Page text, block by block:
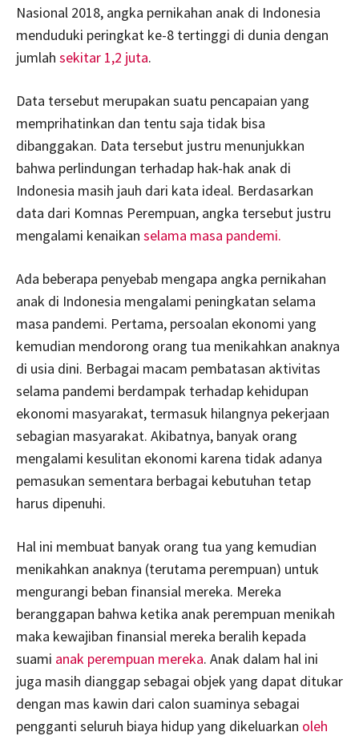
Nasional 2018, angka pernikahan anak di Indonesia
menduduki peringkat ke-8 tertinggi di dunia dengan
jumlah sekitar 1,2 juta.
Data tersebut merupakan suatu pencapaian yang
memprihatinkan dan tentu saja tidak bisa
dibanggakan. Data tersebut justru menunjukkan
bahwa perlindungan terhadap hak-hak anak di
Indonesia masih jauh dari kata ideal. Berdasarkan
data dari Komnas Perempuan, angka tersebut justru
mengalami kenaikan selama masa pandemi.
Ada beberapa penyebab mengapa angka pernikahan
anak di Indonesia mengalami peningkatan selama
masa pandemi. Pertama, persoalan ekonomi yang
kemudian mendorong orang tua menikahkan anaknya
di usia dini. Berbagai macam pembatasan aktivitas
selama pandemi berdampak terhadap kehidupan
ekonomi masyarakat, termasuk hilangnya pekerjaan
sebagian masyarakat. Akibatnya, banyak orang
mengalami kesulitan ekonomi karena tidak adanya
pemasukan sementara berbagai kebutuhan tetap
harus dipenuhi.
Hal ini membuat banyak orang tua yang kemudian
menikahkan anaknya (terutama perempuan) untuk
mengurangi beban finansial mereka. Mereka
beranggapan bahwa ketika anak perempuan menikah
maka kewajiban finansial mereka beralih kepada
suami anak perempuan mereka. Anak dalam hal ini
juga masih dianggap sebagai objek yang dapat ditukar
dengan mas kawin dari calon suaminya sebagai
pengganti seluruh biaya hidup yang dikeluarkan oleh